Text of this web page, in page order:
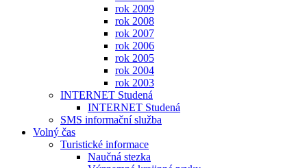
rok 2009
rok 2008
rok 2007
rok 2006
rok 2005
rok 2004
rok 2003
INTERNET Studená
INTERNET Studená
SMS informační služba
Volný čas
Turistické informace
Naučná stezka